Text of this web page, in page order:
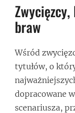
braw
Wśród
tytułów, o
dopracowane
scenariusza,